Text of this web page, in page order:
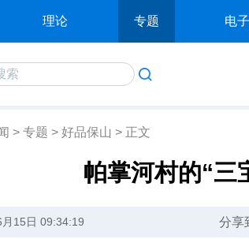
理论 专题 电
> 专题 > 好品保山 > 正文
帕掌河村的“三
15日 09:34:19 分享